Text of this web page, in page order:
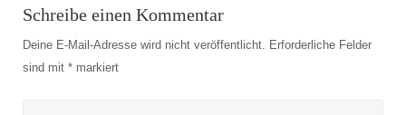
Schreibe einen Kommentar
Deine E-Mail-Adresse wird nicht veröffentlicht. Erforderliche Felder
sind mit *markiert